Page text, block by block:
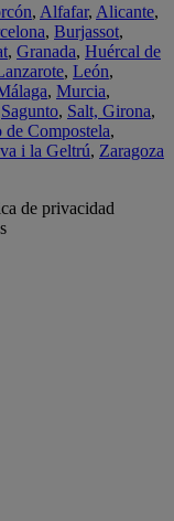
, Alfafar, Alicante,
, Burjassot,
, Granada, Huércal de
, León,
, Murcia,
Sagunto, Salt, Girona,
de Compostela,
i la Geltrú, Zaragoza
de privacidad